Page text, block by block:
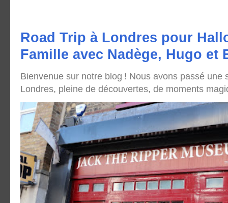
Road Trip à Londres pour
Famille avec Nadège, Hugo et
Bienvenue sur notre blog ! Nous avons passé une
Londres, pleine de découvertes, de moments